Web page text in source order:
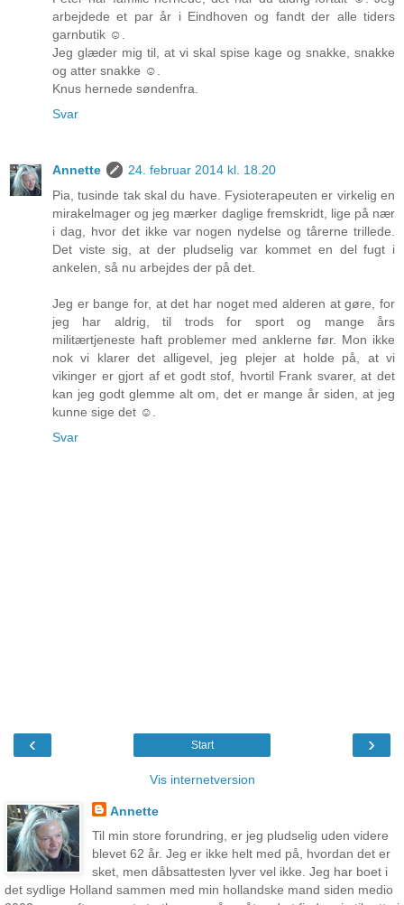
arbejdede et par år i Eindhoven og fandt der alle tiders
garnbutik ☺.
Jeg glæder mig til, at vi skal spise kage og snakke, snakke
og atter snakke ☺.
Knus hernede søndenfra.
Svar
Annette
24. februar 2014 kl. 18.20
Pia, tusinde tak skal du have. Fysioterapeuten er virkelig en
mirakelmager og jeg mærker daglige fremskridt, lige på nær
i dag, hvor det ikke var nogen nydelse og tårerne trillede.
Det viste sig, at der pludselig var kommet en del fugt i
ankelen, så nu arbejdes der på det.
Jeg er bange for, at det har noget med alderen at gøre, for
jeg har aldrig, til trods for sport og mange års
militærtjeneste haft problemer med anklerne før. Mon ikke
nok vi klarer det alligevel, jeg plejer at holde på, at vi
vikinger er gjort af et godt stof, hvortil Frank svarer, at det
kan jeg godt glemme alt om, det er mange år siden, at jeg
kunne sige det ☺.
Svar
‹ ›
Start
Vis internetversion
Annette
Til min store forundring, er jeg pludselig uden videre
blevet 62 år. Jeg er ikke helt med på, hvordan det er
sket, men dåbsattesten lyver vel ikke. Jeg har boet i
det sydlige Holland sammen med min hollandske mand siden medio